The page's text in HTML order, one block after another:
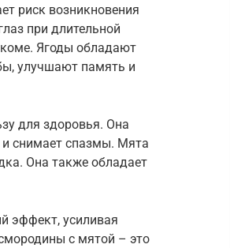
риск возникновения
при длительной
Ягоды обладают
улучшают память и
для здоровья. Она
снимает спазмы. Мята
Она также обладает
эффект, усиливая
с мятой – это